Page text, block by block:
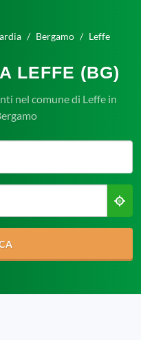
Bergamo Leffe
LEFFE (BG)
nel comune di Leffe in